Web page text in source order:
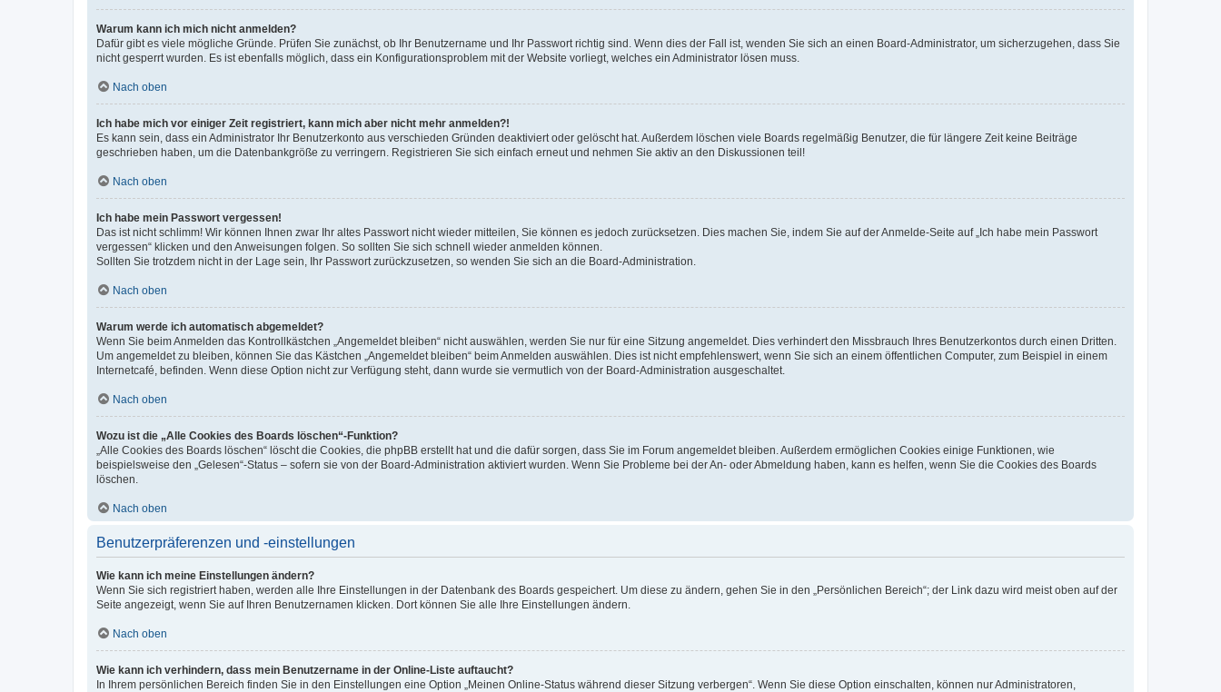
Warum kann ich mich nicht anmelden?
Dafür gibt es viele mögliche Gründe. Prüfen Sie zunächst, ob Ihr Benutzername und Ihr Passwort richtig sind. Wenn dies der Fall ist, wenden Sie sich an einen Board-Administrator, um sicherzugehen, dass Sie
nicht gesperrt wurden. Es ist ebenfalls möglich, dass ein Konfigurationsproblem mit der Website vorliegt, welches ein Administrator lösen muss.
Nach oben
Ich habe mich vor einiger Zeit registriert, kann mich aber nicht mehr anmelden?!
Es kann sein, dass ein Administrator Ihr Benutzerkonto aus verschieden Gründen deaktiviert oder gelöscht hat. Außerdem löschen viele Boards regelmäßig Benutzer, die für längere Zeit keine Beiträge
geschrieben haben, um die Datenbankgröße zu verringern. Registrieren Sie sich einfach erneut und nehmen Sie aktiv an den Diskussionen teil!
Nach oben
Ich habe mein Passwort vergessen!
Das ist nicht schlimm! Wir können Ihnen zwar Ihr altes Passwort nicht wieder mitteilen, Sie können es jedoch zurücksetzen. Dies machen Sie, indem Sie auf der Anmelde-Seite auf „Ich habe mein Passwort
vergessen“ klicken und den Anweisungen folgen. So sollten Sie sich schnell wieder anmelden können.
Sollten Sie trotzdem nicht in der Lage sein, Ihr Passwort zurückzusetzen, so wenden Sie sich an die Board-Administration.
Nach oben
Warum werde ich automatisch abgemeldet?
Wenn Sie beim Anmelden das Kontrollkästchen „Angemeldet bleiben“ nicht auswählen, werden Sie nur für eine Sitzung angemeldet. Dies verhindert den Missbrauch Ihres Benutzerkontos durch einen Dritten.
Um angemeldet zu bleiben, können Sie das Kästchen „Angemeldet bleiben“ beim Anmelden auswählen. Dies ist nicht empfehlenswert, wenn Sie sich an einem öffentlichen Computer, zum Beispiel in einem
Internetcafé, befinden. Wenn diese Option nicht zur Verfügung steht, dann wurde sie vermutlich von der Board-Administration ausgeschaltet.
Nach oben
Wozu ist die „Alle Cookies des Boards löschen“-Funktion?
„Alle Cookies des Boards löschen“ löscht die Cookies, die phpBB erstellt hat und die dafür sorgen, dass Sie im Forum angemeldet bleiben. Außerdem ermöglichen Cookies einige Funktionen, wie
beispielsweise den „Gelesen“-Status – sofern sie von der Board-Administration aktiviert wurden. Wenn Sie Probleme bei der An- oder Abmeldung haben, kann es helfen, wenn Sie die Cookies des Boards
löschen.
Nach oben
Benutzerpräferenzen und -einstellungen
Wie kann ich meine Einstellungen ändern?
Wenn Sie sich registriert haben, werden alle Ihre Einstellungen in der Datenbank des Boards gespeichert. Um diese zu ändern, gehen Sie in den „Persönlichen Bereich“; der Link dazu wird meist oben auf der
Seite angezeigt, wenn Sie auf Ihren Benutzernamen klicken. Dort können Sie alle Ihre Einstellungen ändern.
Nach oben
Wie kann ich verhindern, dass mein Benutzername in der Online-Liste auftaucht?
In Ihrem persönlichen Bereich finden Sie in den Einstellungen eine Option „Meinen Online-Status während dieser Sitzung verbergen“. Wenn Sie diese Option einschalten, können nur Administratoren,